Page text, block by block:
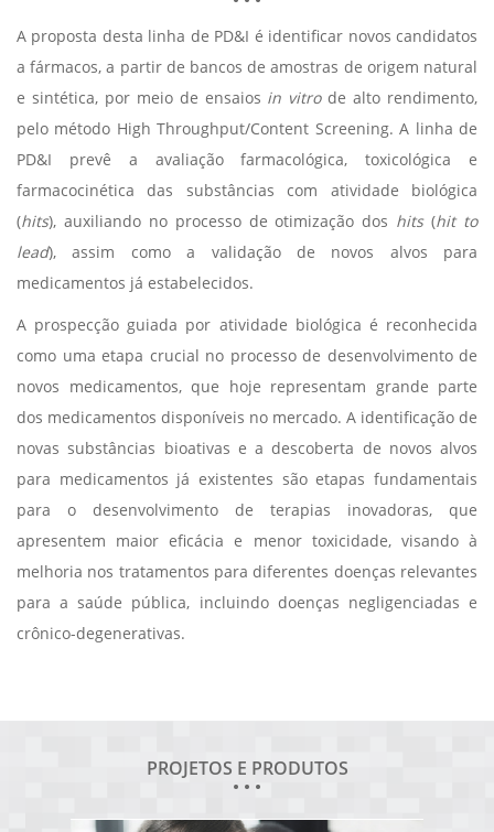
A proposta desta linha de PD&I é identificar novos candidatos
a fármacos, a partir de bancos de amostras de origem natural
e sintética, por meio de ensaios in vitrode alto rendimento,
pelo método High Throughput/Content Screening. A linha de
PD&I prevê a avaliação farmacológica, toxicológica e
farmacocinética das substâncias com atividade biológica
(hits), auxiliando no processo de otimização dos hits(hit to
lead), assim como a validação de novos alvos para
medicamentos já estabelecidos.
A prospecção guiada por atividade biológica é reconhecida
como uma etapa crucial no processo de desenvolvimento de
novos medicamentos, que hoje representam grande parte
dos medicamentos disponíveis no mercado. A identificação de
novas substâncias bioativas e a descoberta de novos alvos
para medicamentos já existentes são etapas fundamentais
para o desenvolvimento de terapias inovadoras, que
apresentem maior eficácia e menor toxicidade, visando à
melhoria nos tratamentos para diferentes doenças relevantes
para a saúde pública, incluindo doenças negligenciadas e
crônico-degenerativas.
PROJETOS E PRODUTOS